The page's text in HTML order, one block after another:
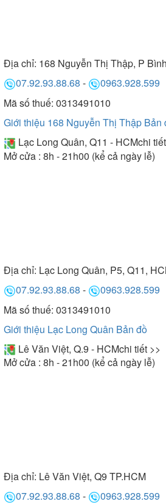
Địa chỉ: 168 Nguyễn Thị Thập, P
07.92.93.88.68 -
0963.928.599
Mã số thuế: 0313491010
Giới thiệu 168 Nguyễn Thị Thập Bản
Lạc Long Quân, Q11 - HCMchi
Mở cửa : 8h - 21h00 (kể cả ngày lễ)
Địa chỉ: Lạc Long Quân, P5, Q11,
07.92.93.88.68 -
0963.928.599
Mã số thuế: 0313491010
Giới thiệu Lạc Long Quân Bản đồ
Lê Văn Việt, Q.9 - HCMchi tiết >>
Mở cửa : 8h - 21h00 (kể cả ngày lễ)
Địa chỉ: Lê Văn Việt, Q9 TP.HCM
07.92.93.88.68 -
0963.928.599